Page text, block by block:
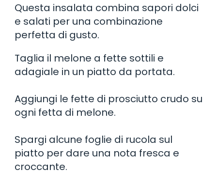
Questa insalata combina sapori dolci
e salati per una combinazione
perfetta di gusto.
Taglia il melone a fette sottili e
adagiale in un piatto da portata.
Aggiungi le fette di prosciutto crudo su
ogni fetta di melone.
Spargi alcune foglie di rucola sul
piatto per dare una nota fresca e
croccante.